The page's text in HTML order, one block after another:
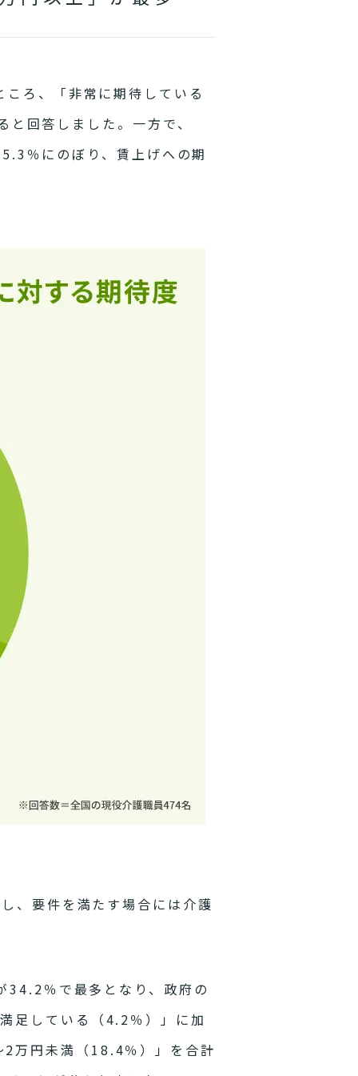
ろ、「非常に期待している
回答しました。一方で、
％にのぼり、賃上げへの期
、要件を満たす場合には介護
34.2％で最多となり、政府の
足している（4.2％）」に加
万円未満（18.4％）」を合計